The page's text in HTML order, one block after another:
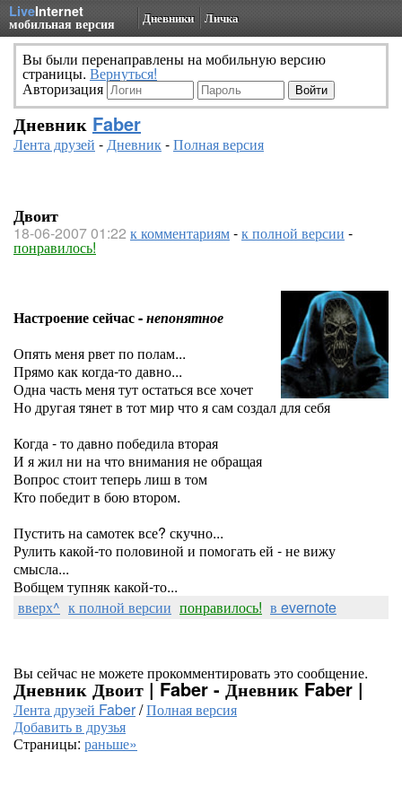
LiveInternet
мобильная версия Дневники Личка
Вы были перенаправлены на мобильную версию
страницы. Вернуться!
Авторизация
Дневник Faber
Лента друзей -Дневник-Полная версия
Двоит
18-06-2007 01:22 к комментариям-к полной версии -
понравилось!
Настроение сейчас -непонятное
Опять меня рвет по полам...
Прямо как когда-то давно...
Одна часть меня тут остаться все хочет
Но другая тянет в тот мир что я сам создал для себя
Когда - то давно победила вторая
И я жил ни на что внимания не обращая
Вопрос стоит теперь лиш в том
Кто победит в бою втором.
Пустить на самотек все? скучно...
Рулить какой-то половиной и помогать ей - не вижу
смысла...
Вобщем тупняк какой-то...
вверх^ к полной версии понравилось! в evernote
Вы сейчас не можете прокомментировать это сообщение.
Дневник Двоит | Faber - Дневник Faber |
Лента друзей Faber/Полная версия
Добавить в друзья
Страницы: раньше»